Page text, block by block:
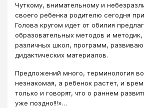
Чуткому, внимательному и
своего ребенка родителю сегодня
Голова кругом идет от обилия
образовательных методов и методик,
различных школ, программ,
дидактических материалов.
Предложений много, терминология
незнакомая, а ребенок растет, и
только и говорят, что о раннем
уже поздно!!!»…